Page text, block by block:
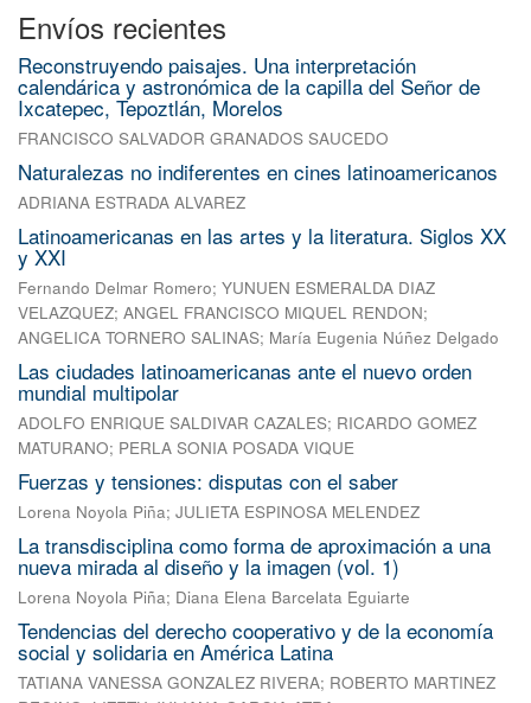
Envíos recientes
Reconstruyendo paisajes. Una interpretación
calendárica y astronómica de la capilla del Señor de
Ixcatepec, Tepoztlán, Morelos
FRANCISCO SALVADOR GRANADOS SAUCEDO
Naturalezas no indiferentes en cines latinoamericanos
ADRIANA ESTRADA ALVAREZ
Latinoamericanas en las artes y la literatura. Siglos XX
y XXI
Fernando Delmar Romero; YUNUEN ESMERALDA DIAZ
VELAZQUEZ; ANGEL FRANCISCO MIQUEL RENDON;
ANGELICA TORNERO SALINAS; María Eugenia Núñez Delgado
Las ciudades latinoamericanas ante el nuevo orden
mundial multipolar
ADOLFO ENRIQUE SALDIVAR CAZALES; RICARDO GOMEZ
MATURANO; PERLA SONIA POSADA VIQUE
Fuerzas y tensiones: disputas con el saber
Lorena Noyola Piña; JULIETA ESPINOSA MELENDEZ
La transdisciplina como forma de aproximación a una
nueva mirada al diseño y la imagen (vol. 1)
Lorena Noyola Piña; Diana Elena Barcelata Eguiarte
Tendencias del derecho cooperativo y de la economía
social y solidaria en América Latina
TATIANA VANESSA GONZALEZ RIVERA; ROBERTO MARTINEZ